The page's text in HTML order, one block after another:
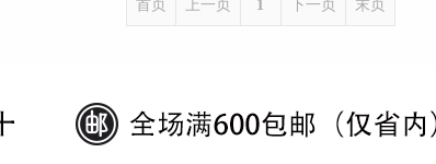
首页 上一页 1 下一页 末页